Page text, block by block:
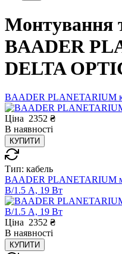
Монтування
BAADER
DELTA
BAADER PLANETARIUM
Ціна 2352 ₴
В наявності
КУПИТИ
Тип: кабель
BAADER PLANETARIUM
В/1.5 A, 19 Вт
Ціна 2352 ₴
В наявності
КУПИТИ